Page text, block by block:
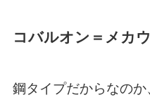
コバルオン＝メカ
鋼タイプだからなの